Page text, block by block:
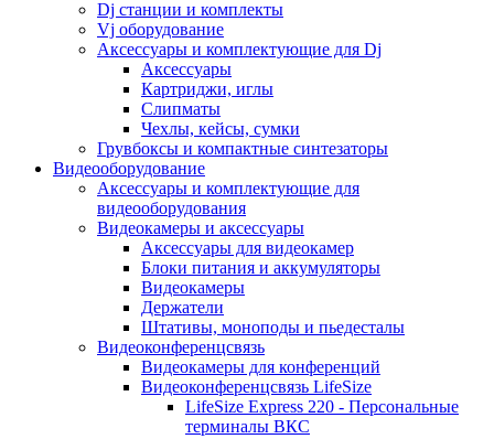
Dj станции и комплекты
Vj оборудование
Аксессуары и комплектующие для Dj
Аксессуары
Картриджи, иглы
Слипматы
Чехлы, кейсы, сумки
Грувбоксы и компактные синтезаторы
Видеооборудование
Аксессуары и комплектующие для
видеооборудования
Видеокамеры и аксессуары
Аксессуары для видеокамер
Блоки питания и аккумуляторы
Видеокамеры
Держатели
Штативы, моноподы и пьедесталы
Видеоконференцсвязь
Видеокамеры для конференций
Видеоконференцсвязь LifeSize
LifeSize Express 220 - Персональные
терминалы ВКС